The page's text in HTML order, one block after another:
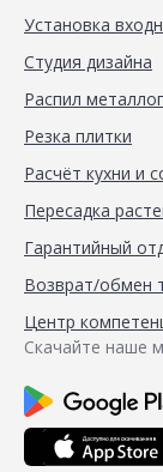
Установка
Студия дизайна
Распил
Резка плитки
Расчёт кухни и
Пересадка
Гарантийный
Возврат/обмен
Центр
Скачайте наше